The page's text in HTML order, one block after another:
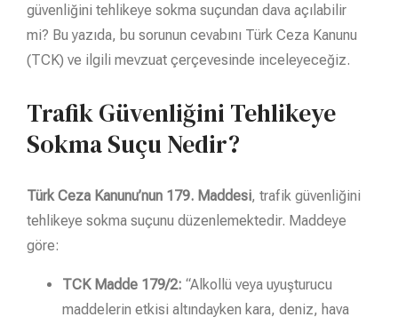
güvenliğini tehlikeye sokma suçundan dava açılabilir
mi? Bu yazıda, bu sorunun cevabını Türk Ceza Kanunu
(TCK) ve ilgili mevzuat çerçevesinde inceleyeceğiz.
Trafik Güvenliğini Tehlikeye
Sokma Suçu Nedir?
Türk Ceza Kanunu’nun 179. Maddesi, trafik güvenliğini
tehlikeye sokma suçunu düzenlemektedir. Maddeye
göre:
TCK Madde 179/2: “Alkollü veya uyuşturucu
maddelerin etkisi altındayken kara, deniz, hava